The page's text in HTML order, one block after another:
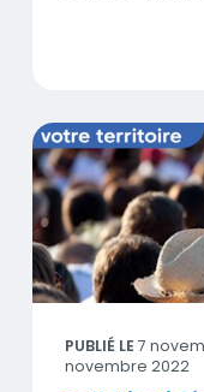
Bulletin vidéo
PUBLIÉ LE 7
novembre 2022